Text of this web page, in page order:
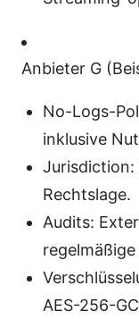
Anbieter G
No-Logs-
inklusive
Jurisdiction:
Rechtslage.
Audits:
AES-256-